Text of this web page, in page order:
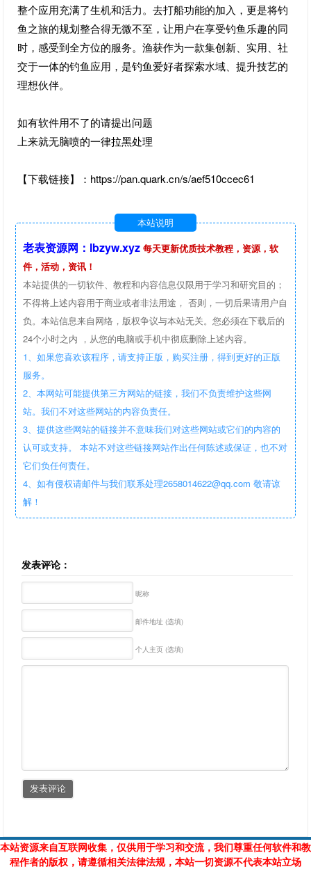
整个应用充满了生机和活力。去打船功能的加入，更是将钓
鱼之旅的规划整合得无微不至，让用户在享受钓鱼乐趣的同
时，感受到全方位的服务。渔获作为一款集创新、实用、社
交于一体的钓鱼应用，是钓鱼爱好者探索水域、提升技艺的
理想伙伴。
如有软件用不了的请提出问题
上来就无脑喷的一律拉黑处理
【下载链接】：https://pan.quark.cn/s/aef510ccec61
本站说明
老表资源网：lbzyw.xyz 每天更新优质技术教程，资源，软
件，活动，资讯！
本站提供的一切软件、教程和内容信息仅限用于学习和研究目的；
不得将上述内容用于商业或者非法用途， 否则，一切后果请用户自
负。本站信息来自网络，版权争议与本站无关。您必须在下载后的
24个小时之内 ，从您的电脑或手机中彻底删除上述内容。
1、如果您喜欢该程序，请支持正版，购买注册，得到更好的正版
服务。
2、本网站可能提供第三方网站的链接，我们不负责维护这些网
站。我们不对这些网站的内容负责任。
3、提供这些网站的链接并不意味我们对这些网站或它们的内容的
认可或支持。 本站不对这些链接网站作出任何陈述或保证，也不对
它们负任何责任。
4、如有侵权请邮件与我们联系处理2658014622@qq.com 敬请谅
解！
发表评论：
昵称
邮件地址 (选填)
个人主页 (选填)
本站资源来自互联网收集，仅供用于学习和交流，我们尊重任何软件和教
程作者的版权，请遵循相关法律法规，本站一切资源不代表本站立场